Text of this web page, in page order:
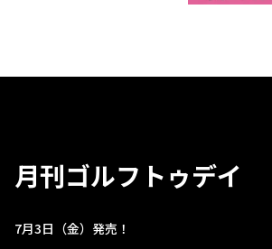
月刊ゴルフトゥデイ
7月3日（金）発売！